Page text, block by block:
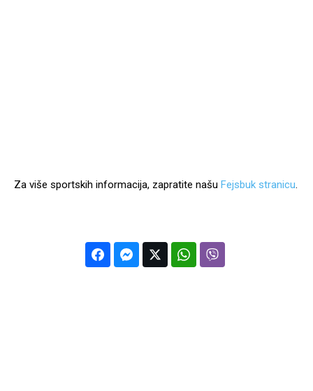
Za više sportskih informacija, zapratite našu Fejsbuk stranicu.